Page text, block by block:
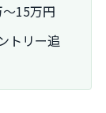
15万円
トリー追